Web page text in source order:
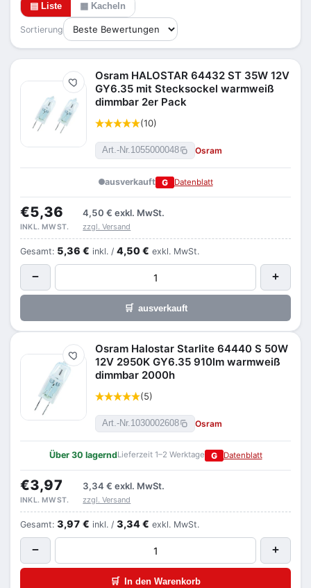
▤ Liste ▦ Kacheln
Sortierung
Merken
Osram HALOSTAR 64432 ST 35W 12V
GY6.35 mit Stecksockel warmweiß
dimmbar 2er Pack
(10)
Art.-Nr.1055000048 Osram
ausverkauft G Datenblatt
€5,36 4,50 € exkl. MwSt.
INKL. MWST. zzgl. Versand
Gesamt: 5,36 € inkl. / 4,50 € exkl. MwSt.
− +
🛒 ausverkauft
Merken
Osram Halostar Starlite 64440 S 50W
12V 2950K GY6.35 910lm warmweiß
dimmbar 2000h
(5)
Art.-Nr.1030002608 Osram
Über 30 lagerndLieferzeit 1–2 Werktage G Datenblatt
€3,97 3,34 € exkl. MwSt.
INKL. MWST. zzgl. Versand
Gesamt: 3,97 € inkl. / 3,34 € exkl. MwSt.
− +
🛒 In den Warenkorb